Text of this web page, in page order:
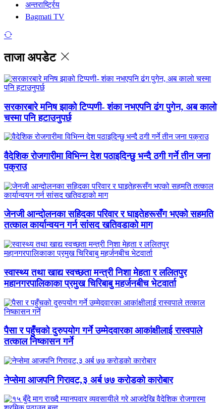
अन्तरार्ष्ट्रिय
Bagmati TV
ताजा अपडेट
सरकारबारे मनिष झाको टिप्पणी- शंका नभएपनि ढंग पुगेन, अब कालो
चस्मा पनि हटाउनुपर्छ
वैदेशिक रोजगारीमा विभिन्न देश पठाइदिन्छु भन्दै ठगी गर्ने तीन जना
पक्राउ
जेनजी आन्दोलनका सहिदका परिवार र घाइतेहरूसँग भएको सहमति
तत्काल कार्यान्वयन गर्न सांसद खतिवडाको माग
स्वास्थ्य तथा खाद्य स्वच्छता मन्त्री निशा मेहता र ललितपुर
महानगरपालिकाका प्रमुख चिरिबाबु महर्जनबीच भेटवार्ता
पैसा र पहुँचको दुरुपयोग गर्ने उम्मेदवारका आकांक्षीलाई रास्वपाले
तत्काल निष्कासन गर्ने
नेप्सेमा आजपनि गिरावट,३ अर्ब ७७ करोडको कारोबार